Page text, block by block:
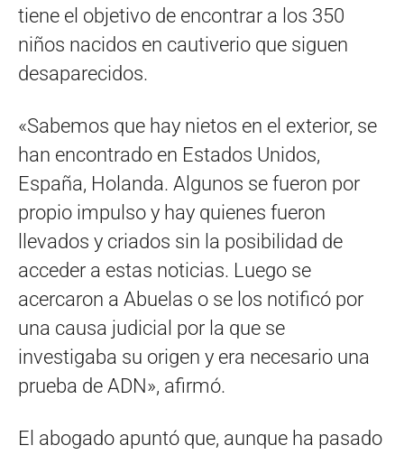
tiene el objetivo de encontrar a los 350
niños nacidos en cautiverio que siguen
desaparecidos.
«Sabemos que hay nietos en el exterior, se
han encontrado en Estados Unidos,
España, Holanda. Algunos se fueron por
propio impulso y hay quienes fueron
llevados y criados sin la posibilidad de
acceder a estas noticias. Luego se
acercaron a Abuelas o se los notificó por
una causa judicial por la que se
investigaba su origen y era necesario una
prueba de ADN», afirmó.
El abogado apuntó que, aunque ha pasado